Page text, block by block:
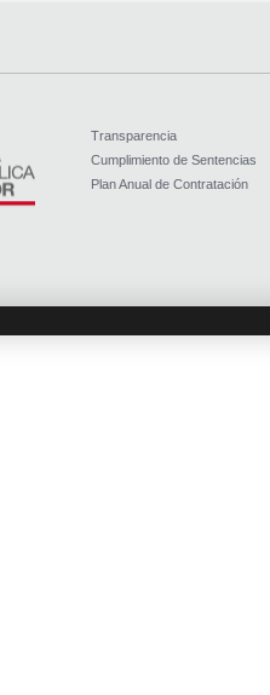
Transparencia
Cumplimiento de Sentencias
Plan Anual de Contratación